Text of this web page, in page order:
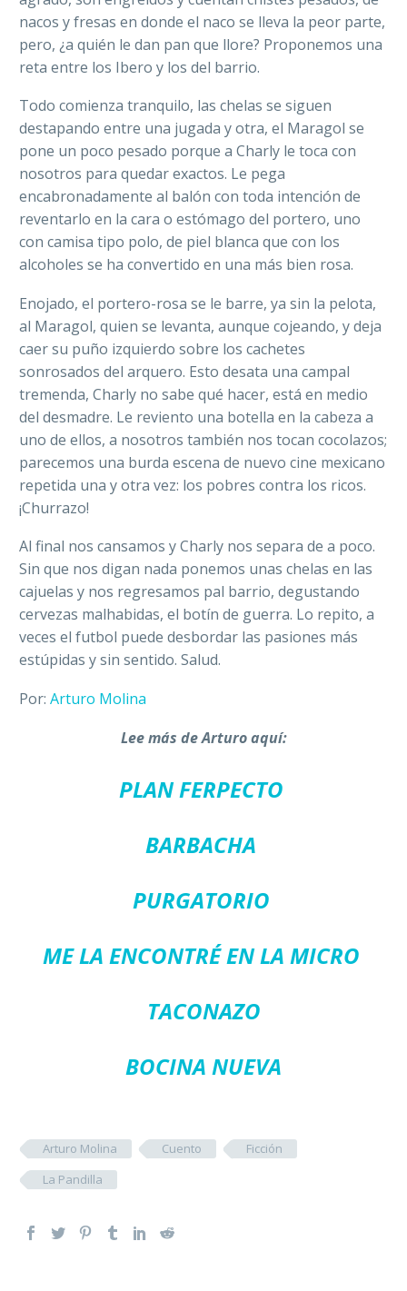
nacos y fresas en donde el naco se lleva la peor parte,
pero, ¿a quién le dan pan que llore? Proponemos una
reta entre los Ibero y los del barrio.
Todo comienza tranquilo, las chelas se siguen
destapando entre una jugada y otra, el Maragol se
pone un poco pesado porque a Charly le toca con
nosotros para quedar exactos. Le pega
encabronadamente al balón con toda intención de
reventarlo en la cara o estómago del portero, uno
con camisa tipo polo, de piel blanca que con los
alcoholes se ha convertido en una más bien rosa.
Enojado, el portero-rosa se le barre, ya sin la pelota,
al Maragol, quien se levanta, aunque cojeando, y deja
caer su puño izquierdo sobre los cachetes
sonrosados del arquero. Esto desata una campal
tremenda, Charly no sabe qué hacer, está en medio
del desmadre. Le reviento una botella en la cabeza a
uno de ellos, a nosotros también nos tocan cocolazos;
parecemos una burda escena de nuevo cine mexicano
repetida una y otra vez: los pobres contra los ricos.
¡Churrazo!
Al final nos cansamos y Charly nos separa de a poco.
Sin que nos digan nada ponemos unas chelas en las
cajuelas y nos regresamos pal barrio, degustando
cervezas malhabidas, el botín de guerra. Lo repito, a
veces el futbol puede desbordar las pasiones más
estúpidas y sin sentido. Salud.
Por: Arturo Molina
Lee más de Arturo aquí:
PLAN FERPECTO
BARBACHA
PURGATORIO
ME LA ENCONTRÉ EN LA MICRO
TACONAZO
BOCINA NUEVA
Arturo Molina Cuento
Ficción
La Pandilla